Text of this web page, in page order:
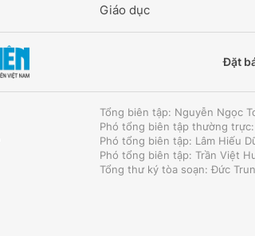
Giáo dục
Đặt
Tổng biên tập: Nguyễn Ngọc
Phó tổng biên tập thường trực:
Phó tổng biên tập: Lâm Hiếu
Phó tổng biên tập: Trần Việt
Tổng thư ký tòa soạn: Đức